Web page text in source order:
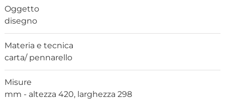
Oggetto
disegno
Materia e tecnica
carta/ pennarello
Misure
mm - altezza 420, larghezza 298